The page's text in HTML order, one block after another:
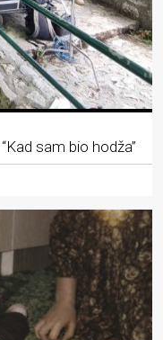
sam bio hodža”